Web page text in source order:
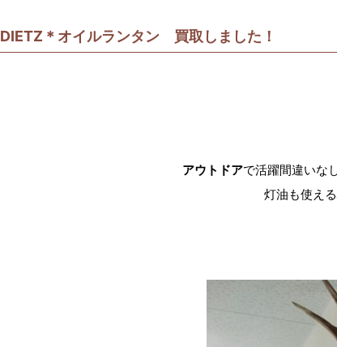
DIETZ＊オイルランタン 買取しました！
アウトドアで活躍間違いな
灯油も使える